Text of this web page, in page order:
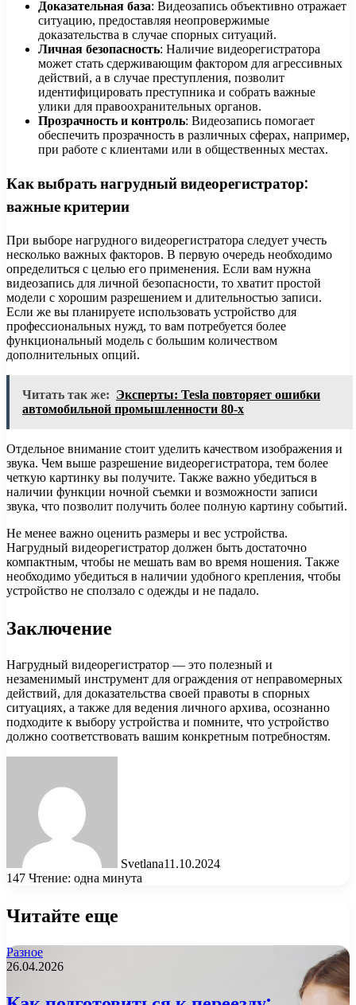
Доказательная база: Видеозапись объективно отражает
ситуацию, предоставляя неопровержимые
доказательства в случае спорных ситуаций.
Личная безопасность: Наличие видеорегистратора
может стать сдерживающим фактором для агрессивных
действий, а в случае преступления, позволит
идентифицировать преступника и собрать важные
улики для правоохранительных органов.
Прозрачность и контроль: Видеозапись помогает
обеспечить прозрачность в различных сферах, например,
при работе с клиентами или в общественных местах.
Как выбрать нагрудный видеорегистратор:
важные критерии
При выборе нагрудного видеорегистратора следует учесть
несколько важных факторов. В первую очередь необходимо
определиться с целью его применения. Если вам нужна
видеозапись для личной безопасности, то хватит простой
модели с хорошим разрешением и длительностью записи.
Если же вы планируете использовать устройство для
профессиональных нужд, то вам потребуется более
функциональный модель с большим количеством
дополнительных опций.
Читать так же: Эксперты: Tesla повторяет ошибки
автомобильной промышленности 80-х
Отдельное внимание стоит уделить качеством изображения и
звука. Чем выше разрешение видеорегистратора, тем более
четкую картинку вы получите. Также важно убедиться в
наличии функции ночной съемки и возможности записи
звука, что позволит получить более полную картину событий.
Не менее важно оценить размеры и вес устройства.
Нагрудный видеорегистратор должен быть достаточно
компактным, чтобы не мешать вам во время ношения. Также
необходимо убедиться в наличии удобного крепления, чтобы
устройство не сползало с одежды и не падало.
Заключение
Нагрудный видеорегистратор — это полезный и
незаменимый инструмент для ограждения от неправомерных
действий, для доказательства своей правоты в спорных
ситуациях, а также для ведения личного архива, осознанно
подходите к выбору устройства и помните, что устройство
должно соответствовать вашим конкретным потребностям.
Svetlana11.10.2024
147 Чтение: одна минута
Читайте еще
Разное
26.04.2026